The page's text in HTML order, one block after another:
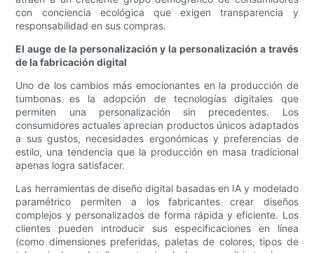
con conciencia ecológica que exigen transparencia y
responsabilidad en sus compras.
El auge de la personalización y la personalización a través
de la fabricación digital
Uno de los cambios más emocionantes en la producción de
tumbonas es la adopción de tecnologías digitales que
permiten una personalización sin precedentes. Los
consumidores actuales aprecian productos únicos adaptados
a sus gustos, necesidades ergonómicas y preferencias de
estilo, una tendencia que la producción en masa tradicional
apenas logra satisfacer.
Las herramientas de diseño digital basadas en IA y modelado
paramétrico permiten a los fabricantes crear diseños
complejos y personalizados de forma rápida y eficiente. Los
clientes pueden introducir sus especificaciones en línea
(como dimensiones preferidas, paletas de colores, tipos de